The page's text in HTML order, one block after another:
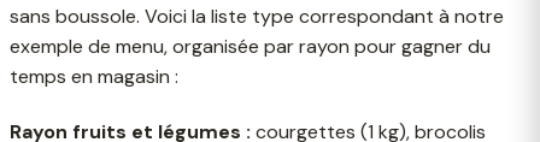
sans boussole. Voici la liste type correspondant à notre
exemple de menu, organisée par rayon pour gagner du
temps en magasin :
Rayon fruits et légumes : courgettes (1 kg), brocolis